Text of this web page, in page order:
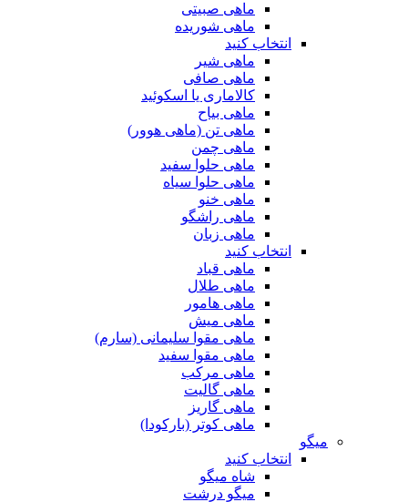
ماهی صبیتی
ماهی شوریده
انتخاب کنید
ماهی شیر
ماهی صافی
کالاماری یا اسکوئید
ماهی بیاح
ماهی تن (ماهی هوور)
ماهی چمن
ماهی حلوا سفید
ماهی حلوا سیاه
ماهی خنو
ماهی راشگو
ماهی زبان
انتخاب کنید
ماهی قباد
ماهی طلال
ماهی هامور
ماهی میش
ماهی مقوا سلیمانی (سارم)
ماهی مقوا سفید
ماهی مرکب
ماهی گالیت
ماهی گاریز
ماهی کوتر (بارکودا)
میگو
انتخاب کنید
شاه میگو
میگو درشت